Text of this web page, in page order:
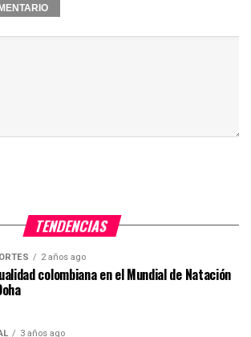
TENDENCIAS
2 años ago
colombiana en el Mundial de Natación
3 años ago